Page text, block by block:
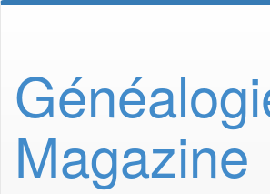
Magazine